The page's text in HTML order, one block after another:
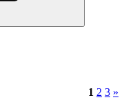
1 2 3 »